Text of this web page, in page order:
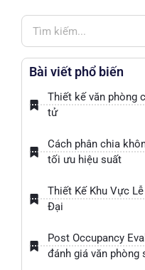
Bài viết phổ biến
Thiết kế văn phòng
tử
Cách phân chia
tối ưu hiệu suất
Thiết Kế Khu Vực
Đại
Post Occupancy
đánh giá văn phòng